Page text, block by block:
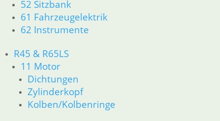
52 Sitzbank
61 Fahrzeugelektrik
62 Instrumente
R45 & R65LS
11 Motor
Dichtungen
Zylinderkopf
Kolben/Kolbenringe
33 Antrieb
34 Bremsen
36 Räder
51 Spiegel & Schlösser
52 Sitzbank
61 Fahrzeugelektrik
62 Instrumente
63 Scheinwerfer
R60/6 – R90/S